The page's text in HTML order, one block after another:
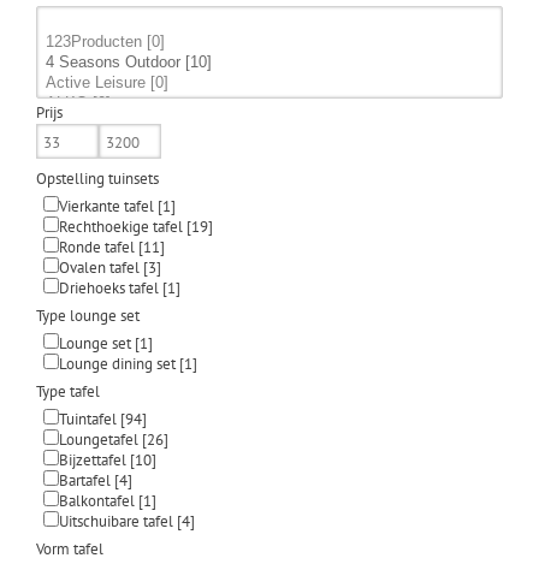
Prijs
Opstelling tuinsets
Vierkante tafel[1]
Rechthoekige tafel[19]
Ronde tafel[11]
Ovalen tafel[3]
Driehoeks tafel[1]
Type lounge set
Lounge set[1]
Lounge dining set[1]
Type tafel
Tuintafel[94]
Loungetafel[26]
Bijzettafel[10]
Bartafel[4]
Balkontafel[1]
Uitschuibare tafel[4]
Vorm tafel